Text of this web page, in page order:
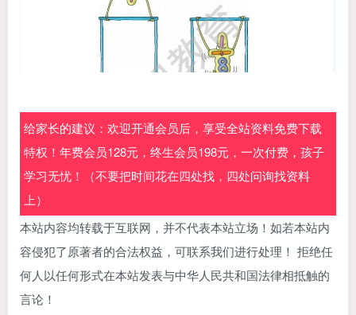
给家长的建议：欢迎开通会员后，享受全站资料免费下载
特权！年费会员128元，终生会员198元，一次付费，孩子
学习无忧！（不要把时间花在四处找，四处问询找资料
上）
本站内容均转载于互联网，并不代表本站立场！如若本站内
容侵犯了原著者的合法权益，可联系我们进行处理！ 拒绝任
何人以任何形式在本站发表与中华人民共和国法律相抵触的
言论！